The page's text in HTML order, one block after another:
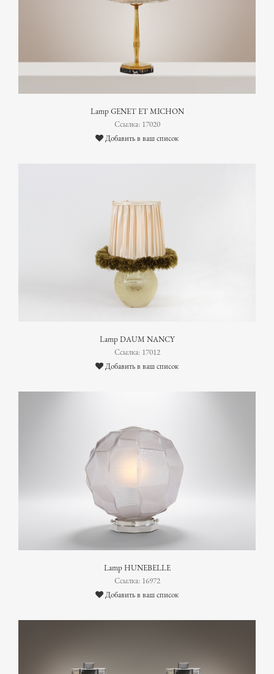
Lamp GENET ET MICHON
Ссылка: 17020
Добавить в ваш список
Lamp DAUM NANCY
Ссылка: 17012
Добавить в ваш список
Lamp HUNEBELLE
Ссылка: 16972
Добавить в ваш список